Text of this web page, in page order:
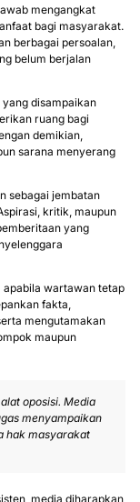
mengangkat
bagi masyarakat.
berbagai persoalan,
belum berjalan
disampaikan
ruang bagi
demikian,
sarana menyerang
sebagai jembatan
kritik, maupun
yang
apabila wartawan tetap
fakta,
mengutamakan
maupun
oposisi. Media
menyampaikan
hak masyarakat
media diharapkan